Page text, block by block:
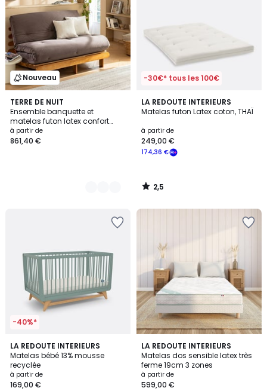
Nouveau
TERRE DE NUIT
Ensemble banquette et
matelas futon latex confort
ferme velours côtelé
à partir de
861,40 €
4
Couleurs
-30€* tous les 100€
LA REDOUTE INTERIEURS
Matelas futon Latex coton, THAÏ
à partir de
174,36 €
249,00 €
2,5
/ 5
2,5
/
-40%*
LA REDOUTE INTERIEURS
Matelas bébé 13% mousse
recyclée
à partir de
169,00 €
LA REDOUTE INTERIEURS
Matelas dos sensible latex très
ferme 19cm 3 zones
à partir de
599,00 €
3,2
/ 5